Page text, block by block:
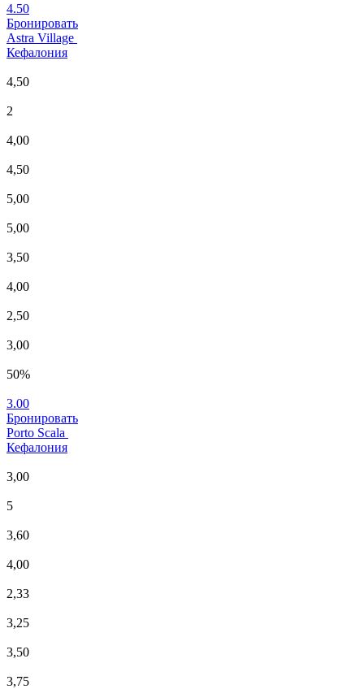
4.50
Бронировать
Astra Village
Кефалония
4,50
2
4,00
4,50
5,00
5,00
3,50
4,00
2,50
3,00
50%
3.00
Бронировать
Porto Scala
Кефалония
3,00
5
3,60
4,00
2,33
3,25
3,50
3,75